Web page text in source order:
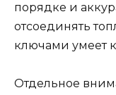
порядке и
отсоединять
ключами умеет
Отдельное